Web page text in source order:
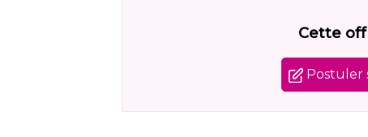
Cette
Postuler